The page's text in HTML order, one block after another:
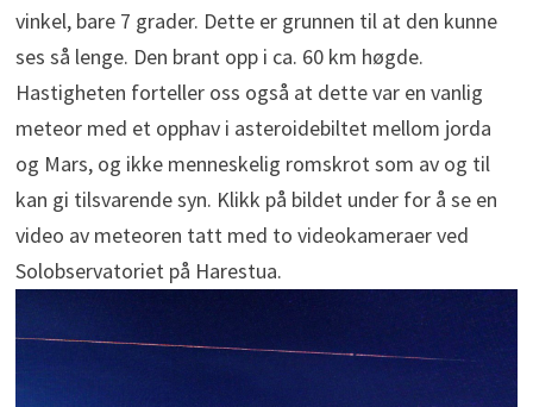
vinkel, bare 7 grader. Dette er grunnen til at den kunne
ses så lenge. Den brant opp i ca. 60 km høgde.
Hastigheten forteller oss også at dette var en vanlig
meteor med et opphav i asteroidebiltet mellom jorda
og Mars, og ikke menneskelig romskrot som av og til
kan gi tilsvarende syn. Klikk på bildet under for å se en
video av meteoren tatt med to videokameraer ved
Solobservatoriet på Harestua.